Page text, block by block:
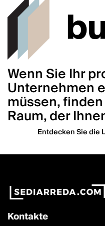
Wenn Sie Ihr
Unternehmen
müssen,
Raum, der
Entdecken Sie die
Kontakte